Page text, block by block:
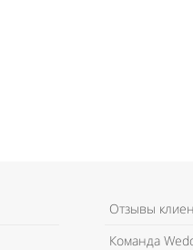
Отзывы
Команда